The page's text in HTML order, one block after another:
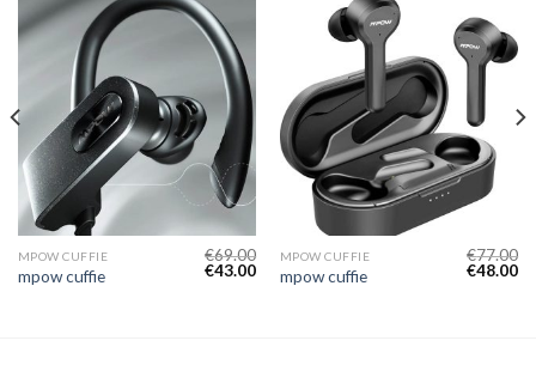
MPOW CUFFIE
mpow cuffie
€69.00
€43.00
MPOW CUFFIE
mpow cuffie
€77.00
€48.00